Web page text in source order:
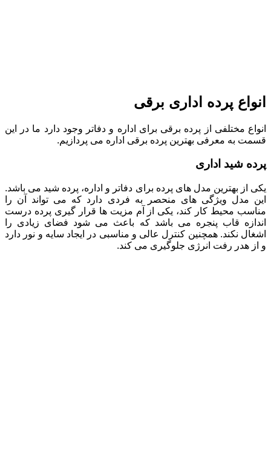
انواع پرده اداری برقی
انواع مختلفی از پرده برقی برای اداره و دفاتر وجود دارد ما در این
قسمت به معرفی بهترین پرده برقی اداره می پردازیم.
پرده شید اداری
یکی از بهترین مدل های پرده برای دفاتر و اداره، پرده شید می باشد.
این مدل ویژگی های منحصر به فردی دارد که می تواند آن را
مناسب محیط کار کند، یکی از آم مزیت ها قرار گیری پرده درست
اندازه قاب پنجره می باشد که باعث می شود فضای زیادی را
اشغال نکند. همچنین کنترل عالی و مناسبی در ایجاد سایه و نور دارد
و از هدر رفت انرژی جلوگیری می کند.